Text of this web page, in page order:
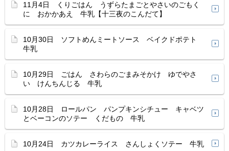
11月4日 くりごはん うずらたまごとやさいのごもく
に おかかあえ 牛乳【十三夜のこんだて】
10月30日 ソフトめんミートソース ベイクドポテト
牛乳
10月29日 ごはん さわらのごまみそかけ ゆでやさ
い けんちんじる 牛乳
10月28日 ロールパン パンプキンシチュー キャベツ
とベーコンのソテー くだもの 牛乳
10月24日 カツカレーライス さんしょくソテー 牛乳